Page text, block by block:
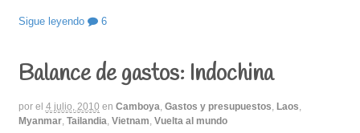
Sigue leyendo 6
Balance de gastos: Indochina
por el 4 julio, 2010 en Camboya, Gastos y presupuestos, Laos,
Myanmar, Tailandia, Vietnam, Vuelta al mundo